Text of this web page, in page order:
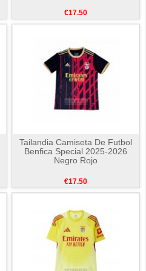
€17.50
Tailandia Camiseta De Futbol
Benfica Special 2025-2026
Negro Rojo
€17.50